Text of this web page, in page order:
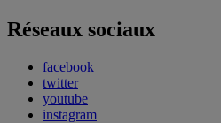
Réseaux sociaux
facebook
twitter
youtube
instagram